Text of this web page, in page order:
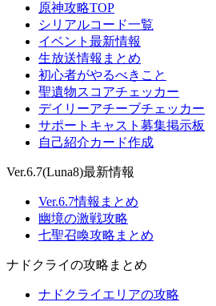
原神攻略TOP
シリアルコード一覧
イベント最新情報
生放送情報まとめ
初心者がやるべきこと
聖遺物スコアチェッカー
デイリーアチーブチェッカー
サポートキャスト募集掲示板
自己紹介カード作成
Ver.6.7(Luna8)最新情報
Ver.6.7情報まとめ
幽境の激戦攻略
七聖召喚攻略まとめ
ナドクライの攻略まとめ
ナドクライエリアの攻略